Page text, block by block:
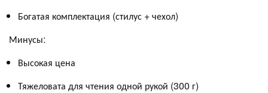
Богатая комплектация (стилус + чехол)
Минусы:
Высокая цена
Тяжеловата для чтения одной рукой (300 г)